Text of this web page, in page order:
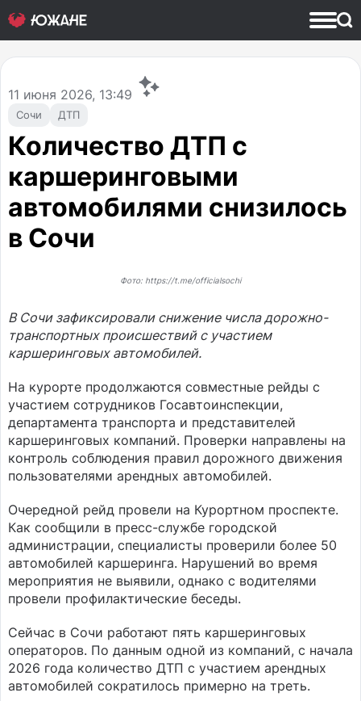
Сочи ДТП
11 июня 2026, 13:49
Количество ДТП с
каршеринговыми
автомобилями снизилось
в Сочи
Фото: https://t.me/officialsochi
В Сочи зафиксировали снижение числа дорожно-
транспортных происшествий с участием
каршеринговых автомобилей.
На курорте продолжаются совместные рейды с
участием сотрудников Госавтоинспекции,
департамента транспорта и представителей
каршеринговых компаний. Проверки направлены на
контроль соблюдения правил дорожного движения
пользователями арендных автомобилей.
Очередной рейд провели на Курортном проспекте.
Как сообщили в пресс-службе городской
администрации, специалисты проверили более 50
автомобилей каршеринга. Нарушений во время
мероприятия не выявили, однако с водителями
провели профилактические беседы.
Сейчас в Сочи работают пять каршеринговых
операторов. По данным одной из компаний, с начала
2026 года количество ДТП с участием арендных
автомобилей сократилось примерно на треть.